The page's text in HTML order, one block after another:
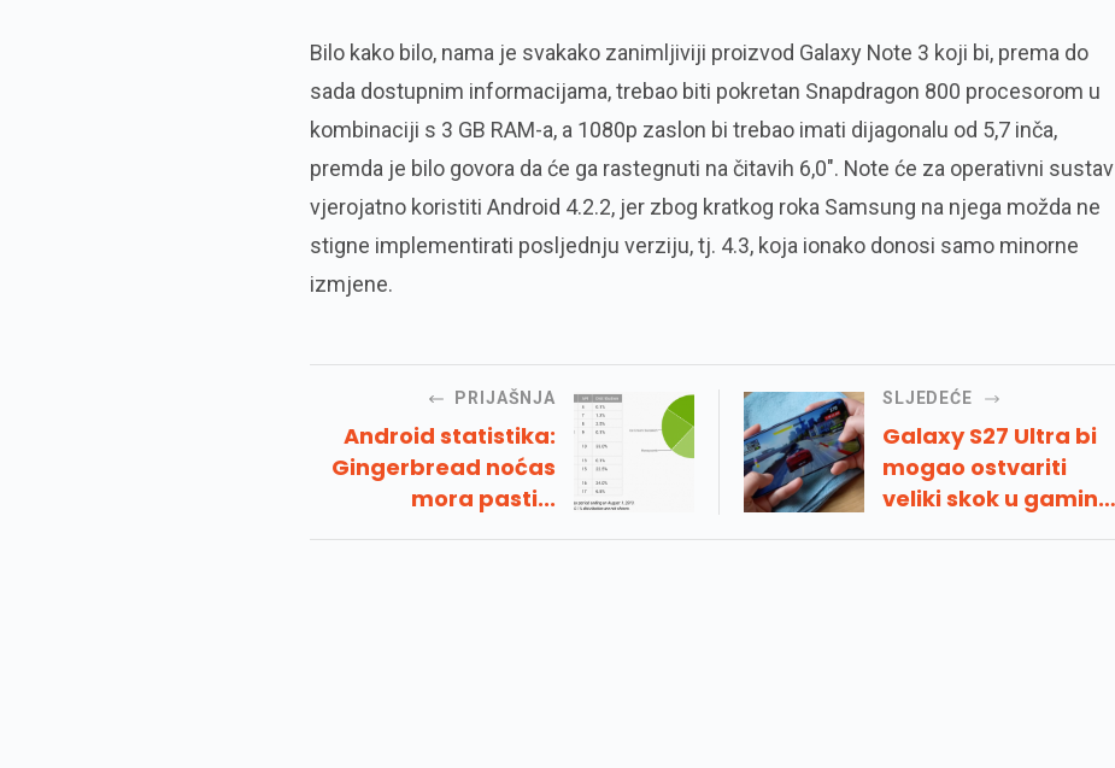
Bilo kako bilo, nama je svakako zanimljiviji proizvod Galaxy Note 3 koji bi, prema do
sada dostupnim informacijama, trebao biti pokretan Snapdragon 800 procesorom u
kombinaciji s 3 GB RAM-a, a 1080p zaslon bi trebao imati dijagonalu od 5,7 inča,
premda je bilo govora da će ga rastegnuti na čitavih 6,0". Note će za operativni sustav
vjerojatno koristiti Android 4.2.2, jer zbog kratkog roka Samsung na njega možda ne
stigne implementirati posljednju verziju, tj. 4.3, koja ionako donosi samo minorne
izmjene.
PRIJAŠNJA
Android statistika:
Gingerbread noćas
mora pasti...
SLJEDEĆE
Galaxy S27 Ultra bi
mogao ostvariti
veliki skok u gaming